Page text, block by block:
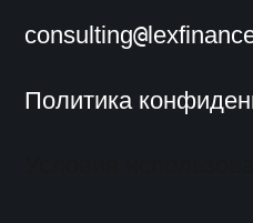
consulting@
Политика